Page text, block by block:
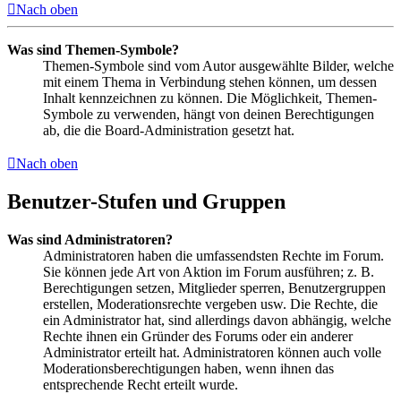
Nach oben
Was sind Themen-Symbole?
Themen-Symbole sind vom Autor ausgewählte Bilder, welche
mit einem Thema in Verbindung stehen können, um dessen
Inhalt kennzeichnen zu können. Die Möglichkeit, Themen-
Symbole zu verwenden, hängt von deinen Berechtigungen
ab, die die Board-Administration gesetzt hat.
Nach oben
Benutzer-Stufen und Gruppen
Was sind Administratoren?
Administratoren haben die umfassendsten Rechte im Forum.
Sie können jede Art von Aktion im Forum ausführen; z. B.
Berechtigungen setzen, Mitglieder sperren, Benutzergruppen
erstellen, Moderationsrechte vergeben usw. Die Rechte, die
ein Administrator hat, sind allerdings davon abhängig, welche
Rechte ihnen ein Gründer des Forums oder ein anderer
Administrator erteilt hat. Administratoren können auch volle
Moderationsberechtigungen haben, wenn ihnen das
entsprechende Recht erteilt wurde.